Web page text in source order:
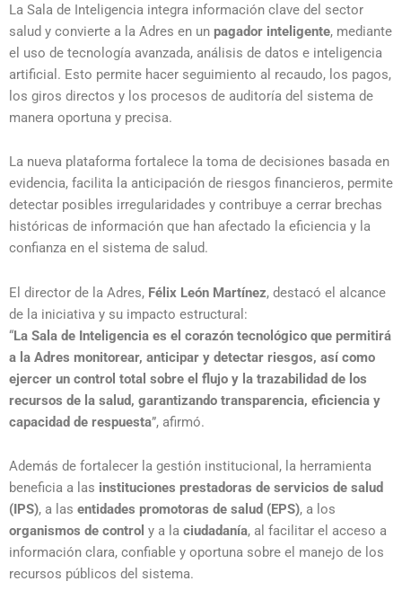
La Sala de Inteligencia integra información clave del sector
salud y convierte a la Adres en un pagador inteligente, mediante
el uso de tecnología avanzada, análisis de datos e inteligencia
artificial. Esto permite hacer seguimiento al recaudo, los pagos,
los giros directos y los procesos de auditoría del sistema de
manera oportuna y precisa.
La nueva plataforma fortalece la toma de decisiones basada en
evidencia, facilita la anticipación de riesgos financieros, permite
detectar posibles irregularidades y contribuye a cerrar brechas
históricas de información que han afectado la eficiencia y la
confianza en el sistema de salud.
El director de la Adres, Félix León Martínez, destacó el alcance
de la iniciativa y su impacto estructural:
“La Sala de Inteligencia es el corazón tecnológico que permitirá
a la Adres monitorear, anticipar y detectar riesgos, así como
ejercer un control total sobre el flujo y la trazabilidad de los
recursos de la salud, garantizando transparencia, eficiencia y
capacidad de respuesta”, afirmó.
Además de fortalecer la gestión institucional, la herramienta
beneficia a las instituciones prestadoras de servicios de salud
(IPS), a las entidades promotoras de salud (EPS), a los
organismos de control y a la ciudadanía, al facilitar el acceso a
información clara, confiable y oportuna sobre el manejo de los
recursos públicos del sistema.